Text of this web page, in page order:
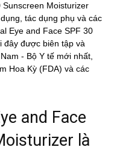
Moisturizer
tác dụng phụ và các
Eye and Face SPF 30
đây được biên tập và
- Bộ Y tế mới nhất,
Hoa Kỳ (FDA) và các
and Face
là